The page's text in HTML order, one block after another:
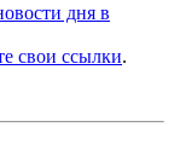
дня в
свои ссылки.